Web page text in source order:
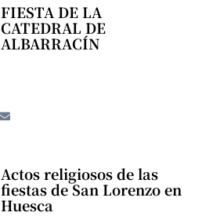
FIESTA DE LA
CATEDRAL DE
ALBARRACÍN
Actos religiosos de las
fiestas de San Lorenzo en
Huesca